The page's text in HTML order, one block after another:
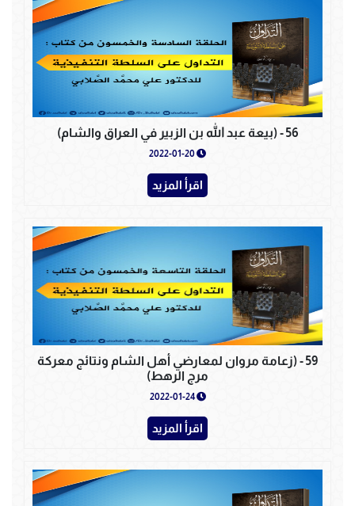
56 - (بيعة عبد الله بن الزبير في العراق والشام)
اقرأ المزيد
59 - (زعامة مروان لمعارضي أهل الشام ونتائج معركة
مرج الرهط)
2022-01-24
اقرأ المزيد